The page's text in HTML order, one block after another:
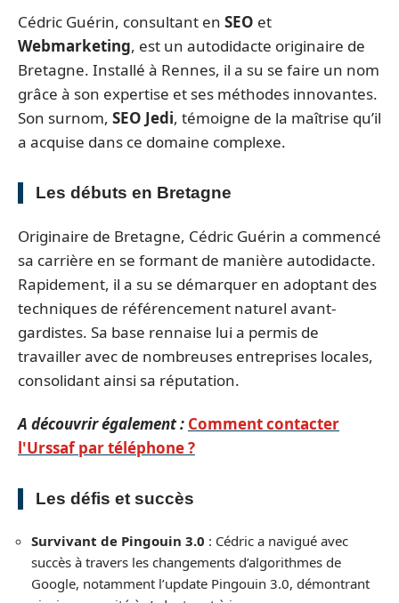
Cédric Guérin, consultant en SEO et
Webmarketing, est un autodidacte originaire de
Bretagne. Installé à Rennes, il a su se faire un nom
grâce à son expertise et ses méthodes innovantes.
Son surnom, SEO Jedi, témoigne de la maîtrise qu’il
a acquise dans ce domaine complexe.
Les débuts en Bretagne
Originaire de Bretagne, Cédric Guérin a commencé
sa carrière en se formant de manière autodidacte.
Rapidement, il a su se démarquer en adoptant des
techniques de référencement naturel avant-
gardistes. Sa base rennaise lui a permis de
travailler avec de nombreuses entreprises locales,
consolidant ainsi sa réputation.
A découvrir également : Comment contacter
l'Urssaf par téléphone ?
Les défis et succès
Survivant de Pingouin 3.0 : Cédric a navigué avec
succès à travers les changements d’algorithmes de
Google, notamment l’update Pingouin 3.0, démontrant